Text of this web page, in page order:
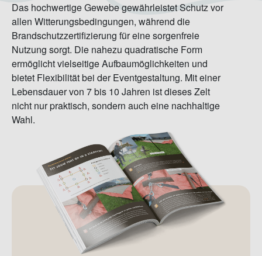
Das hochwertige Gewebe gewährleistet Schutz vor
allen Witterungsbedingungen, während die
Brandschutzzertifizierung für eine sorgenfreie
Nutzung sorgt. Die nahezu quadratische Form
ermöglicht vielseitige Aufbaumöglichkeiten und
bietet Flexibilität bei der Eventgestaltung. Mit einer
Lebensdauer von 7 bis 10 Jahren ist dieses Zelt
nicht nur praktisch, sondern auch eine nachhaltige
Wahl.